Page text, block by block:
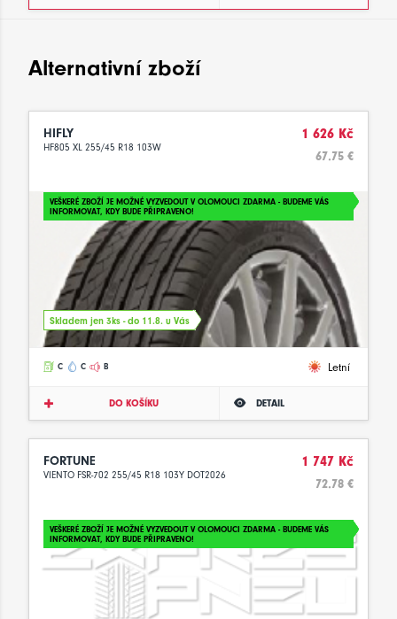
Alternativní zboží
HIFLY
HF805 XL 255/45 R18 103W
1 626 Kč
67.75 €
VEŠKERÉ ZBOŽÍ JE MOŽNÉ VYZVEDOUT V OLOMOUCI ZDARMA - BUDEME VÁS
INFORMOVAT, KDY BUDE PŘIPRAVENO!
Skladem jen 3ks - do 11.8. u Vás
C C B Letní
DO KOŠÍKU DETAIL
FORTUNE
VIENTO FSR-702 255/45 R18 103Y DOT2026
1 747 Kč
72.78 €
VEŠKERÉ ZBOŽÍ JE MOŽNÉ VYZVEDOUT V OLOMOUCI ZDARMA - BUDEME VÁS
INFORMOVAT, KDY BUDE PŘIPRAVENO!